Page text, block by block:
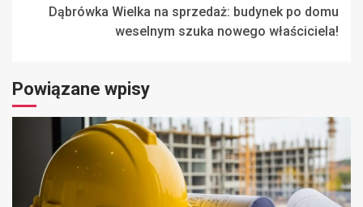
Dąbrówka Wielka na sprzedaż: budynek po domu
weselnym szuka nowego właściciela!
Powiązane wpisy